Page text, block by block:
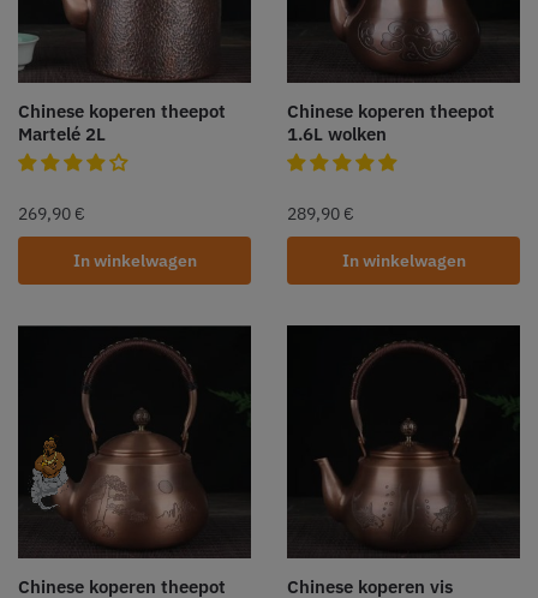
Chinese koperen theepot
Martelé 2L
269,90 €
In winkelwagen
Chinese koperen theepot
1.6L wolken
289,90 €
In winkelwagen
Chinese koperen theepot
Chinese koperen vis